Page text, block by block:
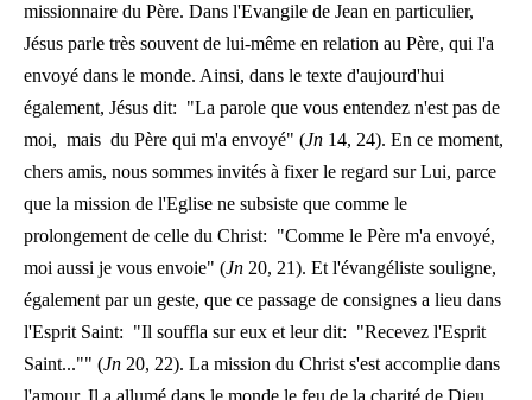
missionnaire du Père. Dans l'Evangile de Jean en particulier,
Jésus parle très souvent de lui-même en relation au Père, qui l'a
envoyé dans le monde. Ainsi, dans le texte d'aujourd'hui
également, Jésus dit: "La parole que vous entendez n'est pas de
moi, mais du Père qui m'a envoyé" (Jn 14, 24). En ce moment,
chers amis, nous sommes invités à fixer le regard sur Lui, parce
que la mission de l'Eglise ne subsiste que comme le
prolongement de celle du Christ: "Comme le Père m'a envoyé,
moi aussi je vous envoie" (Jn 20, 21). Et l'évangéliste souligne,
également par un geste, que ce passage de consignes a lieu dans
l'Esprit Saint: "Il souffla sur eux et leur dit: "Recevez l'Esprit
Saint..."" (Jn 20, 22). La mission du Christ s'est accomplie dans
l'amour. Il a allumé dans le monde le feu de la charité de Dieu